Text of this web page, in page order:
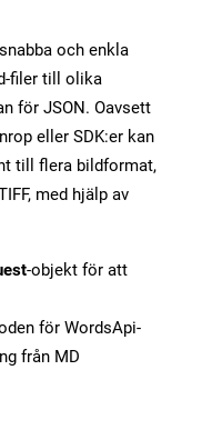
och enkla
filer till olika
för JSON. Oavsett
eller SDK:er kan
till flera bildformat,
med hjälp av
-objekt för att
för WordsApi-
från MD